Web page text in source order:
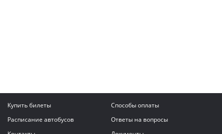
Купить билеты
Способы оплаты
Расписание автобусов
Ответы на вопросы